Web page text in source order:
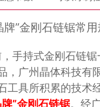
牌”金刚石链锯常
手持式金刚石链锯
，广州晶体科技有
工具所积累的技术
”金刚石链锯。经